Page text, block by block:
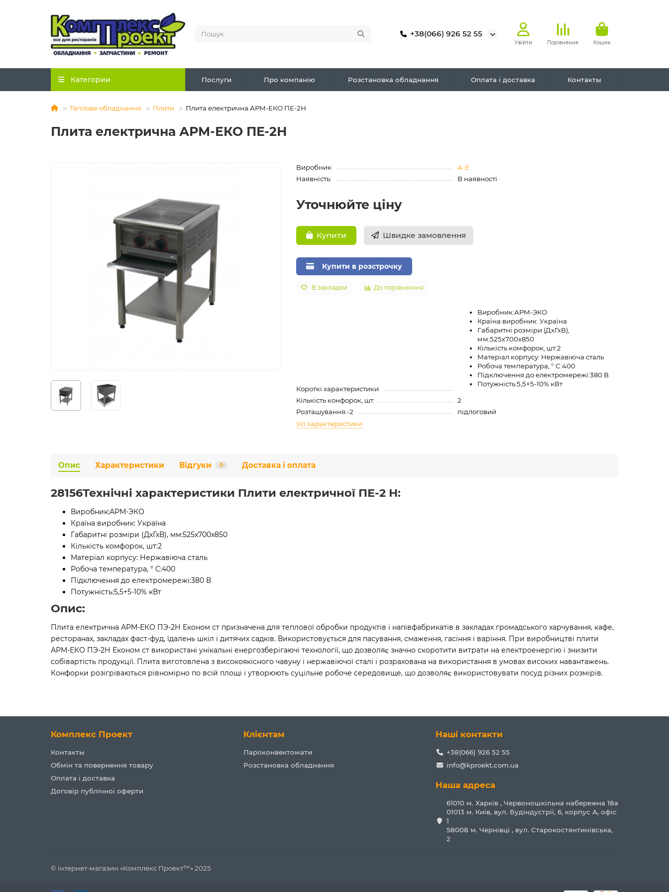
+38(066) 926 52 55
Увійти Порівняння Кошик
Категории Послуги Про компанію Розстановка обладнання Оплата і доставка Контакты
Теплове обладнання Плити Плита електрична АРМ-ЕКО ПЕ-2Н
Плита електрична АРМ-ЕКО ПЕ-2Н
Виробник
А-Е
Наявність:
В наявності
Уточнюйте ціну
Купити Швидке замовлення
Купити в розстрочку
В закладки До порівняння
Короткі характеристики
Виробник:АРМ-ЭКО
Країна виробник: Україна
Габаритні розміри (ДхГхВ),
мм:525х700х850
Кількість комфорок, шт:2
Матеріал корпусу: Нержавіюча сталь
Робоча температура, ° C:400
Підключення до електромережі:380 В
Потужність:5,5+5-10% кВт
Кількість конфорок, шт
2
Розташування:-2
підлоговий
Усі характеристики
Опис Характеристики Відгуки 0 Доставка і оплата
28156Технічні характеристики Плити електричної ПЕ-2 Н:
Виробник:АРМ-ЭКО
Країна виробник: Україна
Габаритні розміри (ДхГхВ), мм:525х700х850
Кількість комфорок, шт:2
Матеріал корпусу: Нержавіюча сталь
Робоча температура, ° C:400
Підключення до електромережі:380 В
Потужність:5,5+5-10% кВт
Опис:
Плита електрична АРМ-ЕКО ПЭ-2Н Економ ст призначена для теплової обробки продуктів і напівфабрикатів в закладах громадського харчування, кафе,
ресторанах, закладах фаст-фуд, їдалень шкіл і дитячих садків. Використовується для пасування, смаження, гасіння і варіння. При виробництві плити
АРМ-ЕКО ПЭ-2Н Економ ст використані унікальні енергозберігаючі технології, що дозволяє значно скоротити витрати на електроенергію і знизити
собівартість продукції. Плита виготовлена з високоякісного чавуну і нержавіючої сталі і розрахована на використання в умовах високих навантажень.
Конфорки розігріваються рівномірно по всій площі і утворюють суцільне робоче середовище, що дозволяє використовувати посуд різних розмірів.
Комплекс Проект
Контакты
Обмін та повернення товару
Оплата і доставка
Договір публічної оферти
Клієнтам
Пароконвектомати
Розстановка обладнання
Наші контакти
+38(066) 926 52 55
info@kproekt.com.ua
Наша адреса
61010 м. Харків , Червоношкільна набережна 18а
01013 м. Київ, вул. Будіндустрії, 6, корпус А, офіс
1
58008 м. Чернівці , вул. Старокостянтинівська,
2
© Інтернет-магазин «Комплекс Проект™» 2025